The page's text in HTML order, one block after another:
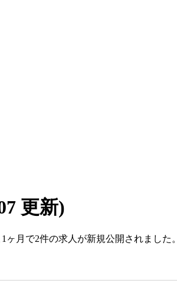
更新)
月で2件の求人が新規公開されました。